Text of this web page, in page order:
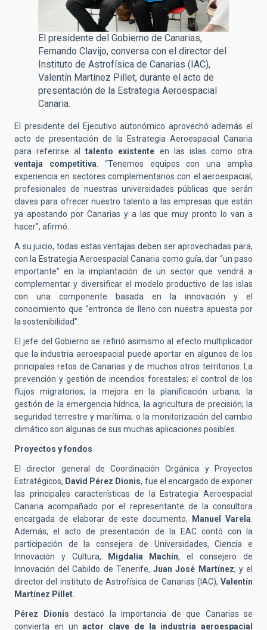
El presidente del Gobierno de Canarias,
Fernando Clavijo, conversa con el director del
Instituto de Astrofísica de Canarias (IAC),
Valentín Martínez Pillet, durante el acto de
presentación de la Estrategia Aeroespacial
Canaria.
El presidente del Ejecutivo autonómico aprovechó además el
acto de presentación de la Estrategia Aeroespacial Canaria
para referirse altalento existente en las islas como otra
ventaja competitiva . “Tenemos equipos con una amplia
experiencia en sectores complementarios con el aeroespacial,
profesionales de nuestras universidades públicas que serán
claves para ofrecer nuestro talento a las empresas que están
ya apostando por Canarias y a las que muy pronto lo van a
hacer”, afirmó.
A su juicio, todas estas ventajas deben ser aprovechadas para,
con la Estrategia Aeroespacial Canaria como guía, dar “un paso
importante” en la implantación de un sector que vendrá a
complementar y diversificar el modelo productivo de las islas
con una componente basada en la innovación y el
conocimiento que “entronca de lleno con nuestra apuesta por
la sostenibilidad”.
El jefe del Gobierno se refirió asimismo al efecto multiplicador
que la industria aeroespacial puede aportar en algunos de los
principales retos de Canarias y de muchos otros territorios. La
prevención y gestión de incendios forestales; el control de los
flujos migratorios; la mejora en la planificación urbana; la
gestión de la emergencia hídrica, la agricultura de precisión; la
seguridad terrestre y marítima; o la monitorización del cambio
climático son algunas de sus muchas aplicaciones posibles.
Proyectos y fondos
El director general de Coordinación Orgánica y Proyectos
Estratégicos, David Pérez Dionis, fue el encargado de exponer
las principales características de la Estrategia Aeroespacial
Canaria acompañado por el representante de la consultora
encargada de elaborar de este documento,
Manuel Varela
Además, el acto de presentación de la EAC contó con la
participación de la consejera de Universidades, Ciencia e
Innovación y Cultura,
Migdalia Machín, el consejero de
Innovación del Cabildo de Tenerife,Juan José Martínez; y el
director del instituto de Astrofísica de Canarias (IAC), Valentín
Martínez Pillet
Pérez Dionis destacó la importancia de que Canarias se
convierta en unactor clave de la industria aeroespacial